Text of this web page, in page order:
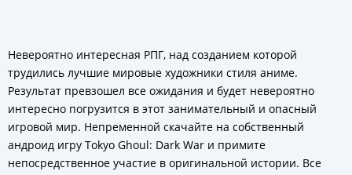
Невероятно интересная РПГ, над созданием которой
трудились лучшие мировые художники стиля аниме.
Результат превзошел все ожидания и будет невероятно
интересно погрузится в этот занимательный и опасный
игровой мир. Непременной скачайте на собственный
андроид игру Tokyo Ghoul: Dark War и примите
непосредственное участие в оригинальной истории. Все